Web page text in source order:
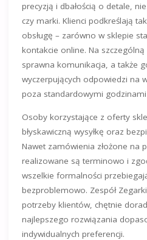
precyzją i dbałością o detale,
czy marki. Klienci podkreślają
obsługę – zarówno w sklepie
kontakcie online. Na
sprawna komunikacja, a także
wyczerpujących odpowiedzi na
poza standardowymi godzinami
Osoby korzystające z oferty
błyskawiczną wysyłkę oraz
Nawet zamówienia złożone na
realizowane są terminowo i
wszelkie formalności
bezproblemowo. Zespół
potrzeby klientów, chętnie
najlepszego rozwiązania
indywidualnych preferencji.